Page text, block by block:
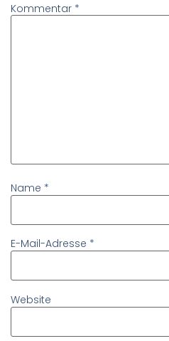
Kommentar *
Name *
E-Mail-Adresse *
Website